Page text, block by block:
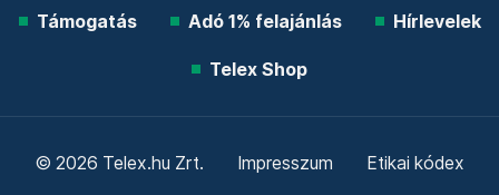
Támogatás Adó 1% felajánlás Hírlevelek
Telex Shop
© 2026 Telex.hu Zrt. Impresszum Etikai kódex